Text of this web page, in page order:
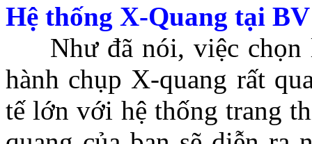
Hệ thống X-Quang tại
Như đã nói, việc chọn
hành chụp X-quang rất
tế lớn với hệ thống trang